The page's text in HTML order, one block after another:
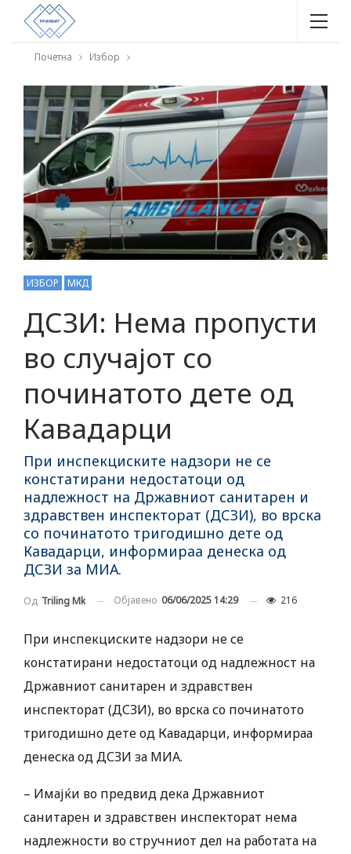
Почетна Избор
ИЗБОР МКД
ДСЗИ: Нема пропусти
во случајот со
починатото дете од
Кавадарци
При инспекциските надзори не се
констатирани недостатоци од
надлежност на Државниот санитарен и
здравствен инспекторат (ДСЗИ), во врска
со починатото тригодишно дете од
Кавадарци, информираа денеска од
ДСЗИ за МИА.
Од Triling Mk Објавено 06/06/2025 14:29 216
При инспекциските надзори не се
констатирани недостатоци од надлежност на
Државниот санитарен и здравствен
инспекторат (ДСЗИ), во врска со починатото
тригодишно дете од Кавадарци, информираа
денеска од ДСЗИ за МИА.
– Имајќи во предвид дека Државниот
санитарен и здравствен инспекторат нема
надлежности во стручниот дел на работата на